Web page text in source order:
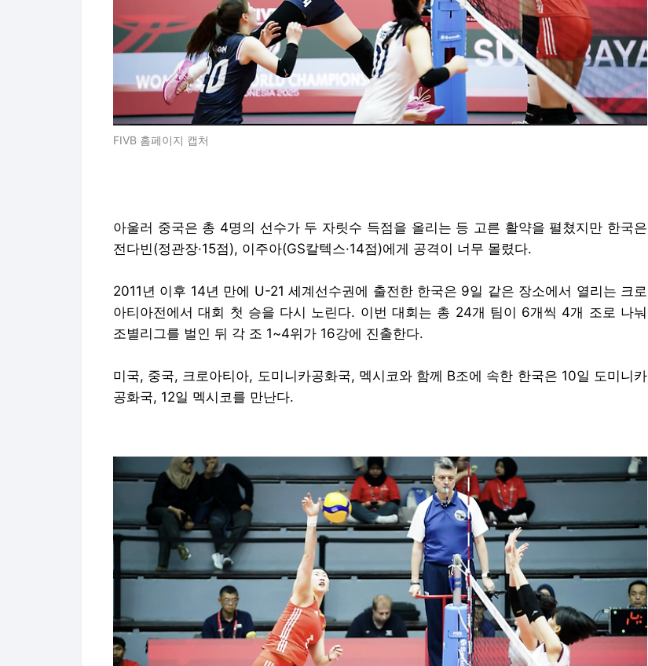
FIVB 홈페이지 캡처
아울러 중국은 총 4명의 선수가 두 자릿수 득점을 올리는 등 고른 활약을 펼쳤지만 한국은
전다빈(정관장·15점), 이주아(GS칼텍스·14점)에게 공격이 너무 몰렸다.
2011년 이후 14년 만에 U-21 세계선수권에 출전한 한국은 9일 같은 장소에서 열리는 크로
아티아전에서 대회 첫 승을 다시 노린다. 이번 대회는 총 24개 팀이 6개씩 4개 조로 나눠
조별리그를 벌인 뒤 각 조 1~4위가 16강에 진출한다.
미국, 중국, 크로아티아, 도미니카공화국, 멕시코와 함께 B조에 속한 한국은 10일 도미니카
공화국, 12일 멕시코를 만난다.